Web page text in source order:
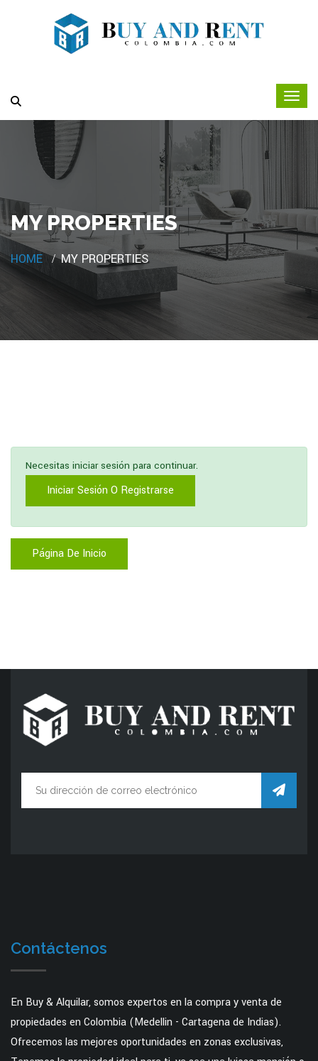
MY PROPERTIES
HOME MY PROPERTIES
Necesitas iniciar sesión para continuar.
Iniciar Sesión O Registrarse
Página De Inicio
Contáctenos
En Buy & Alquilar, somos expertos en la compra y venta de
propiedades en Colombia (Medellin - Cartagena de Indias).
Ofrecemos las mejores oportunidades en zonas exclusivas,